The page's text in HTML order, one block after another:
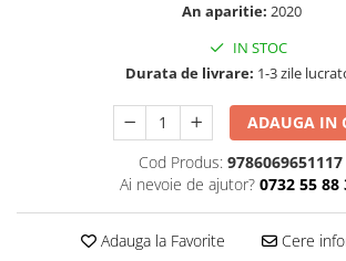
Clasa pregatitoare
Limbi Straine
An aparitie: 2020
IN STOC
Durata de livrare: 1-3 zile
ADAUGA IN
Cod Produs: 9786069651117
Ai nevoie de ajutor? 0732 55 88
Adauga la Favorite Cere